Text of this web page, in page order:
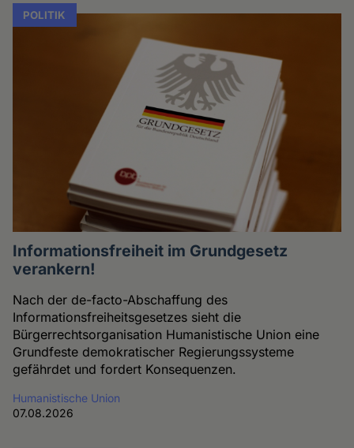
POLITIK
Informationsfreiheit im Grundgesetz
verankern!
Nach der de-facto-Abschaffung des
Informationsfreiheitsgesetzes sieht die
Bürgerrechtsorganisation Humanistische Union eine
Grundfeste demokratischer Regierungssysteme
gefährdet und fordert Konsequenzen.
Humanistische Union
07.08.2026